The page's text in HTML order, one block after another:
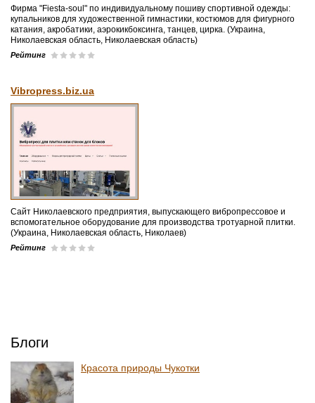
Фирма "Fiesta-soul" по индивидуальному пошиву спортивной одежды:
купальников для художественной гимнастики, костюмов для фигурного
катания, акробатики, аэрокикбоксинга, танцев, цирка. (Украина,
Николаевская область, Николаевская область)
Рейтинг
Vibropress.biz.ua
Сайт Николаевского предприятия, выпускающего вибропрессовое и
вспомогательное оборудование для производства тротуарной плитки.
(Украина, Николаевская область, Николаев)
Рейтинг
Блоги
Красота природы Чукотки